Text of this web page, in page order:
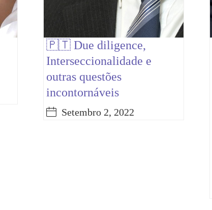
🇵🇹 Due diligence,
Interseccionalidade e
outras questões
incontornáveis
Setembro 2, 2022